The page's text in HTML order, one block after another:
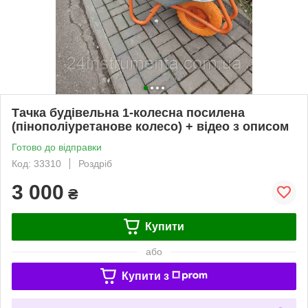
Тачка будівельна 1-колесна посилена
(пінополіуретанове колесо) + відео з описом
Готово до відправки
Код: 33310
Роздріб
3 000 ₴
Купити
або
Купити з